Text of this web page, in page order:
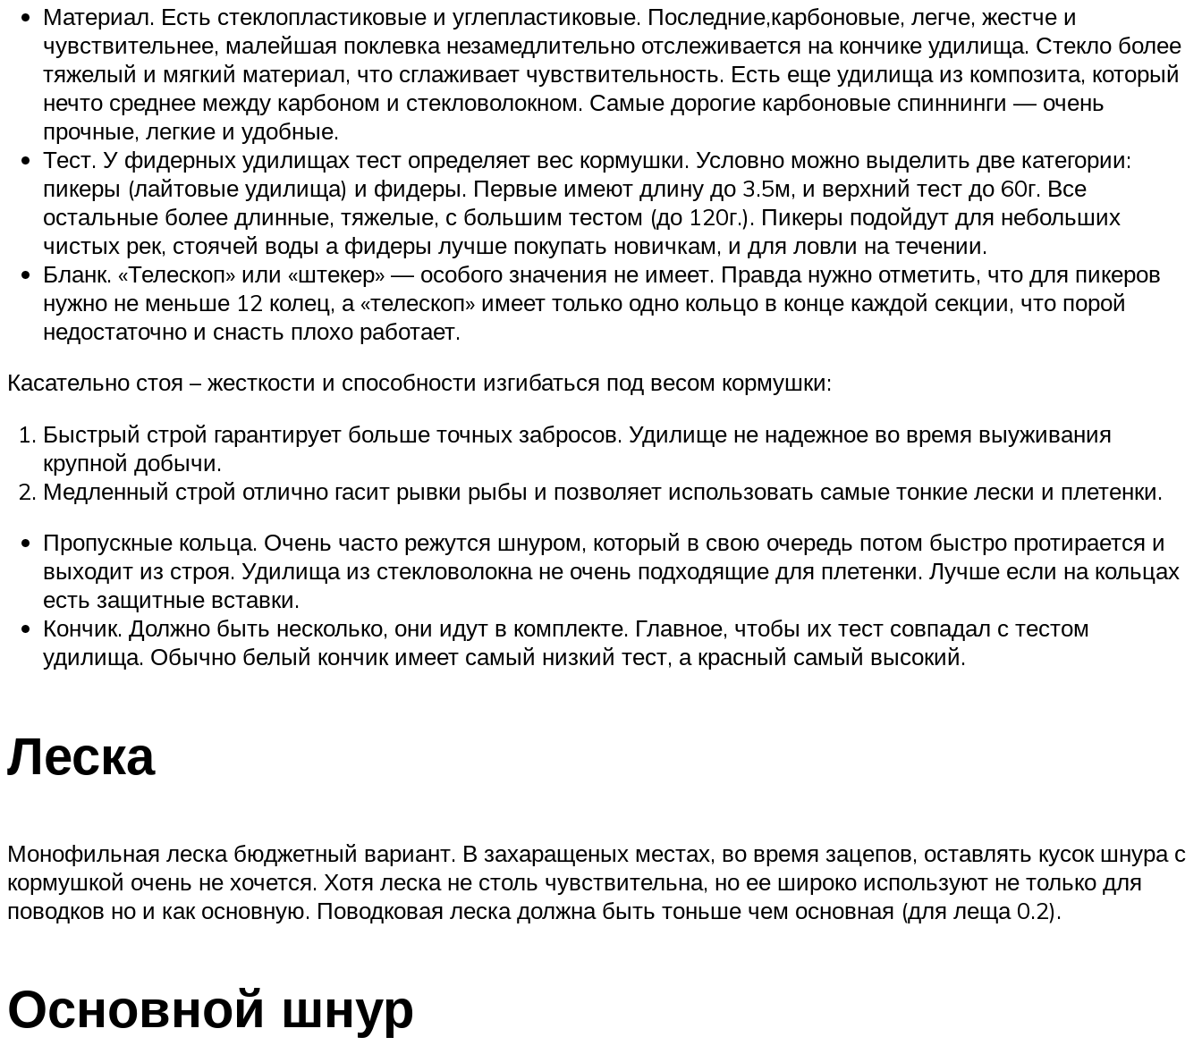
Материал. Есть стеклопластиковые и углепластиковые. Последние,карбоновые, легче, жестче и
чувствительнее, малейшая поклевка незамедлительно отслеживается на кончике удилища. Стекло более
тяжелый и мягкий материал, что сглаживает чувствительность. Есть еще удилища из композита, который
нечто среднее между карбоном и стекловолокном. Самые дорогие карбоновые спиннинги — очень
прочные, легкие и удобные.
Тест. У фидерных удилищах тест определяет вес кормушки. Условно можно выделить две категории:
пикеры (лайтовые удилища) и фидеры. Первые имеют длину до 3.5м, и верхний тест до 60г. Все
остальные более длинные, тяжелые, с большим тестом (до 120г.). Пикеры подойдут для небольших
чистых рек, стоячей воды а фидеры лучше покупать новичкам, и для ловли на течении.
Бланк. «Телескоп» или «штекер» — особого значения не имеет. Правда нужно отметить, что для пикеров
нужно не меньше 12 колец, а «телескоп» имеет только одно кольцо в конце каждой секции, что порой
недостаточно и снасть плохо работает.
Касательно стоя – жесткости и способности изгибаться под весом кормушки:
Быстрый строй гарантирует больше точных забросов. Удилище не надежное во время выуживания
крупной добычи.
Медленный строй отлично гасит рывки рыбы и позволяет использовать самые тонкие лески и плетенки.
Пропускные кольца. Очень часто режутся шнуром, который в свою очередь потом быстро протирается и
выходит из строя. Удилища из стекловолокна не очень подходящие для плетенки. Лучше если на кольцах
есть защитные вставки.
Кончик. Должно быть несколько, они идут в комплекте. Главное, чтобы их тест совпадал с тестом
удилища. Обычно белый кончик имеет самый низкий тест, а красный самый высокий.
Леска
Монофильная леска бюджетный вариант. В захаращеных местах, во время зацепов, оставлять кусок шнура с
кормушкой очень не хочется. Хотя леска не столь чувствительна, но ее широко используют не только для
поводков но и как основную. Поводковая леска должна быть тоньше чем основная (для леща 0.2).
Основной шнур